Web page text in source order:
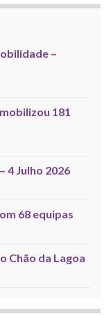
–
181
4 Julho 2026
68 equipas
Chão da Lagoa